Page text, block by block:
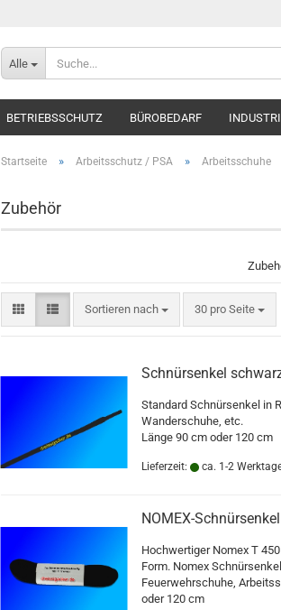
Alle
BETRIEBSSCHUTZ BÜROBEDARF
Startseite » Arbeitsschutz / PSA » Arbeitsschuhe
Zubehör
Sortieren nach
Sortieren nach 30 pro Seite
pro Seite
Schnürsenkel
Standard Schnürsenkel in
Wanderschuhe, etc.
Länge 90 cm oder 120 cm
Lieferzeit: ca. 1-2
NOMEX-
Hochwertiger Nomex T
Form. Nomex
Feuerwehrschuhe,
oder 120 cm